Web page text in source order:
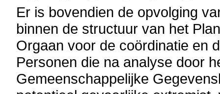
Er is bovendien de opvolging
binnen de structuur van het
Orgaan voor de coördinatie en
Personen die na analyse door
Gemeenschappelijke